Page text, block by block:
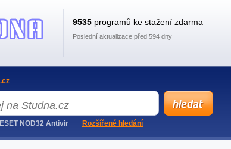
9535 programů ke stažení zdarma
Poslední aktualizace před 594 dny
ESET NOD32 Antivir Rozšířené hledání